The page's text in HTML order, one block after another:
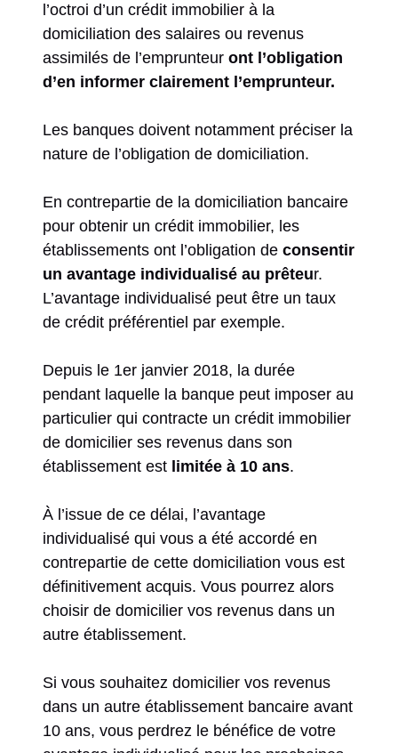
l’octroi d’un crédit immobilier à la
domiciliation des salaires ou revenus
assimilés de l’emprunteur ont l’obligation
d’en informer clairement l’emprunteur.
Les banques doivent notamment préciser la
nature de l’obligation de domiciliation.
En contrepartie de la domiciliation bancaire
pour obtenir un crédit immobilier, les
établissements ont l’obligation de consentir
un avantage individualisé au prêteur.
L’avantage individualisé peut être un taux
de crédit préférentiel par exemple.
Depuis le 1er janvier 2018, la durée
pendant laquelle la banque peut imposer au
particulier qui contracte un crédit immobilier
de domicilier ses revenus dans son
établissement est limitée à 10 ans.
À l’issue de ce délai, l’avantage
individualisé qui vous a été accordé en
contrepartie de cette domiciliation vous est
définitivement acquis. Vous pourrez alors
choisir de domicilier vos revenus dans un
autre établissement.
Si vous souhaitez domicilier vos revenus
dans un autre établissement bancaire avant
10 ans, vous perdrez le bénéfice de votre